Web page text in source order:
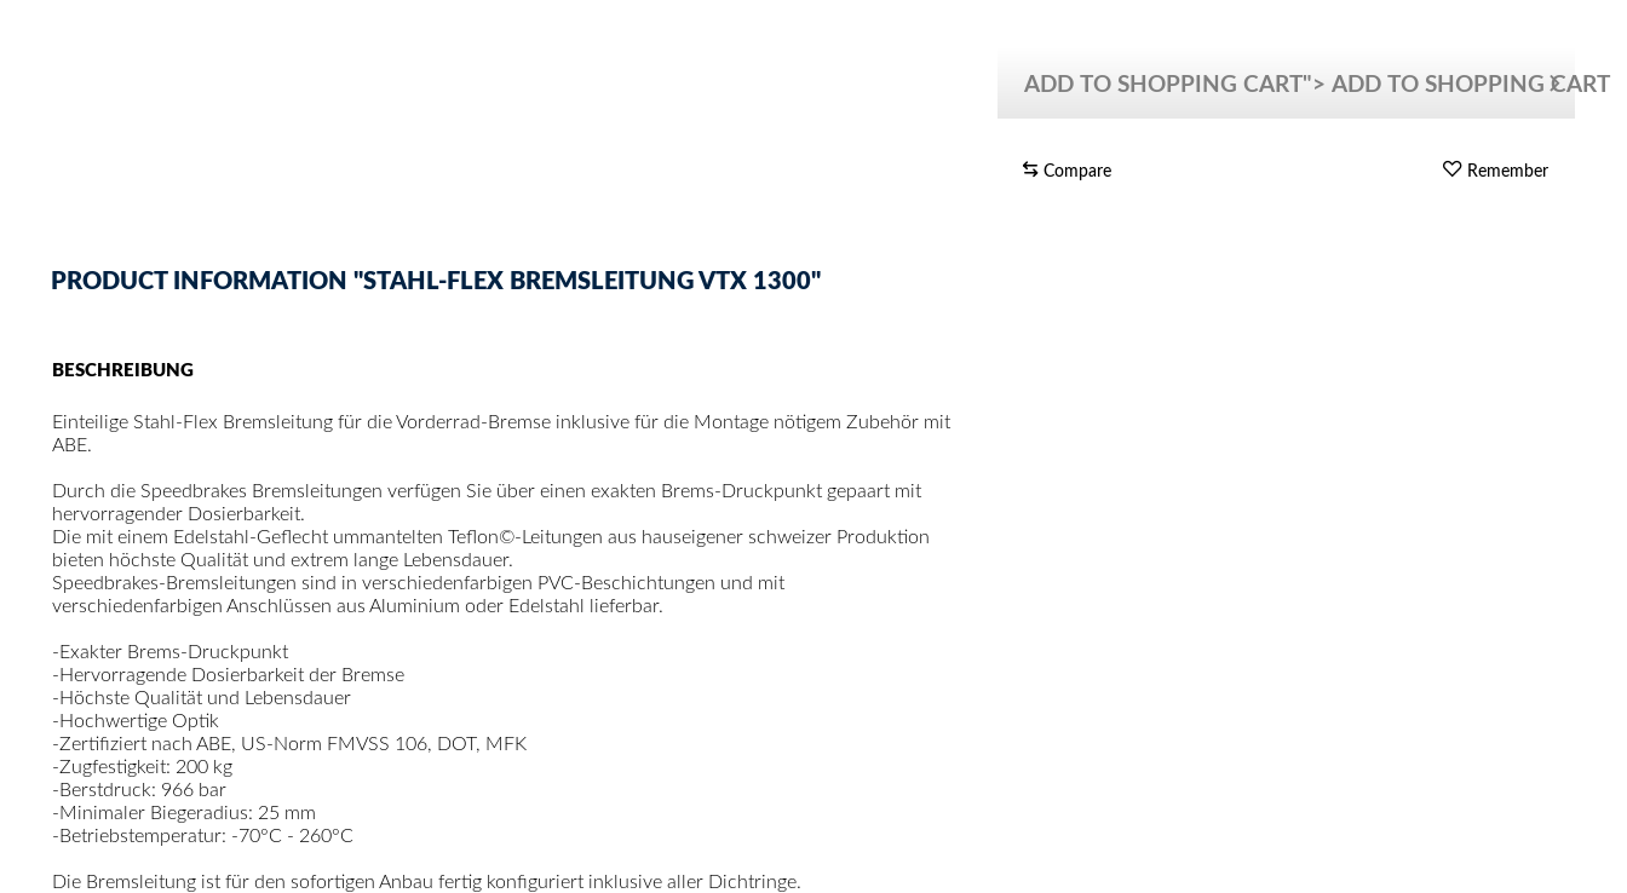
ADD TOSHOPPING CART">ADD TO SHOPPING CART
Compare Remember
PRODUCT INFORMATION "STAHL-FLEX BREMSLEITUNG VTX 1300"
BESCHREIBUNG
Einteilige Stahl-Flex Bremsleitung für die Vorderrad-Bremse inklusive für die Montage nötigem Zubehör mit
ABE.
Durch die Speedbrakes Bremsleitungen verfügen Sie über einen exakten Brems-Druckpunkt gepaart mit
hervorragender Dosierbarkeit.
Die mit einem Edelstahl-Geflecht ummantelten Teflon©-Leitungen aus hauseigener schweizer Produktion
bieten höchste Qualität und extrem lange Lebensdauer.
Speedbrakes-Bremsleitungen sind in verschiedenfarbigen PVC-Beschichtungen und mit
verschiedenfarbigen Anschlüssen aus Aluminium oder Edelstahl lieferbar.
-Exakter Brems-Druckpunkt
-Hervorragende Dosierbarkeit der Bremse
-Höchste Qualität und Lebensdauer
-Hochwertige Optik
-Zertifiziert nach ABE, US-Norm FMVSS 106, DOT, MFK
-Zugfestigkeit: 200 kg
-Berstdruck: 966 bar
-Minimaler Biegeradius: 25 mm
-Betriebstemperatur: -70°C - 260°C
Die Bremsleitung ist für den sofortigen Anbau fertig konfiguriert inklusive aller Dichtringe.